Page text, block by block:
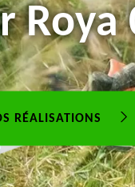
Roya
RÉALISATIONS